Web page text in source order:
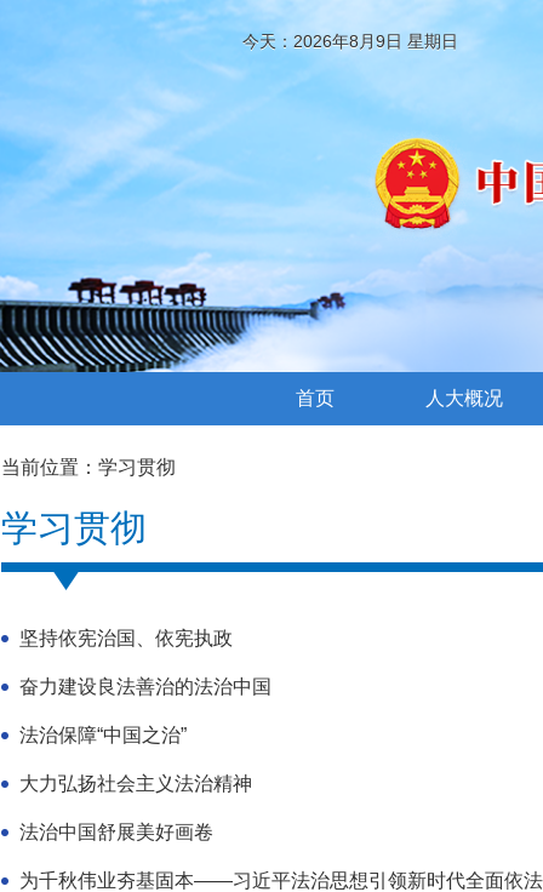
今天：2026年8月9日 星期日
首页 人大概况
当前位置： 学习贯彻
学习贯彻
坚持依宪治国、依宪执政
奋力建设良法善治的法治中国
法治保障“中国之治”
大力弘扬社会主义法治精神
法治中国舒展美好画卷
为千秋伟业夯基固本——习近平法治思想引领新时代全面依